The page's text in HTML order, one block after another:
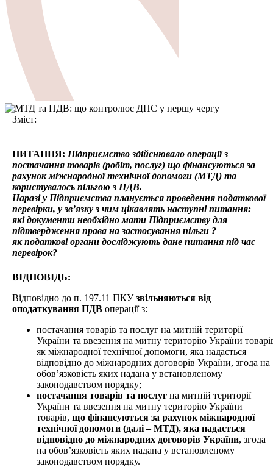
Зміст:
ПИТАННЯ: Підприємство здійснювало операції з
постачання товарів (робіт, послуг) що фінансуються за
рахунок міжнародної технічної допомоги (МТД) та
користувалось пільгою з ПДВ.
Наразі у Підприємства планується проведення податкової
перевірки, у зв’язку з чим цікавлять наступні питання:
які документи необхідно мати Підприємству для
підтвердження права на застосування пільги ?
як податкові органи досліджують дане питання під час
перевірок?
ВІДПОВІДЬ:
Відповідно до п. 197.11 ПКУзвільняються від
оподаткування ПДВ операції з:
постачання товарів та послуг на митній території
України та ввезення на митну територію України
як міжнародної технічної допомоги, яка надається
відповідно до міжнародних договорів України, згода на
обов’язковість яких надана у встановленому
законодавством порядку;
постачання товарів та послуг на митній території
України та ввезення на митну територію України
товарів, що фінансуються за рахунок міжнародної
технічної допомоги (далі – МТД), яка надається
відповідно до міжнародних договорів України, згода
на обов’язковість яких надана у встановленому
законодавством порядку.